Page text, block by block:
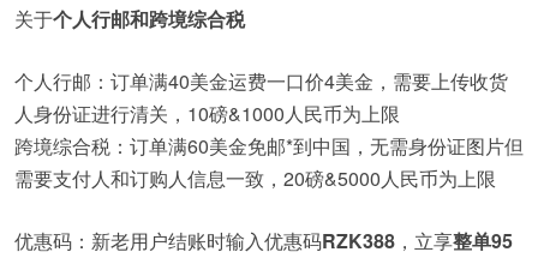
关于个人行邮和跨境综合税
个人行邮：订单满40美金运费一口价4美金，需要上传收货
人身份证进行清关，10磅&1000人民币为上限
跨境综合税：订单满60美金免邮*到中国，无需身份证图片但
需要支付人和订购人信息一致，20磅&5000人民币为上限
优惠码：新老用户结账时输入优惠码RZK388 ，立享整单95